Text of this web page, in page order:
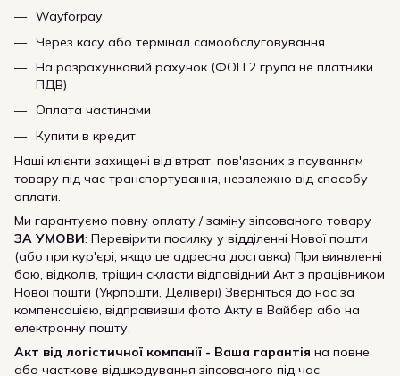
Wayforpay
Через касу або термінал самообслуговування
На розрахунковий рахунок (ФОП 2 група не платники
ПДВ)
Оплата частинами
Купити в кредит
Наші клієнти захищені від втрат, пов'язаних з псуванням
товару під час транспортування, незалежно від способу
оплати.
Ми гарантуємо повну оплату / заміну зіпсованого товару
ЗА УМОВИ: Перевірити посилку у відділенні Нової пошти
(або при кур'єрі, якщо це адресна доставка) При виявленні
бою, відколів, тріщин скласти відповідний Акт з працівником
Нової пошти (Укрпошти, Делівері) Зверніться до нас за
компенсацією, відправивши фото Акту в Вайбер або на
електронну пошту.
Акт від логістичної компанії - Ваша гарантія на повне
або часткове відшкодування зіпсованого під час